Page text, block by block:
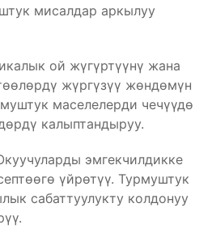
мисалдар аркылуу
ой жүгүртүүнү жана
жүргүзүү жөндөмүн
маселелерди чечүүдө
калыптандыруу.
эмгекчилдикке
үйрөтүү. Турмуштук
сабаттуулукту колдонуу